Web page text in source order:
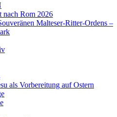
nach Rom 2026
Malteser-Ritter-Ordens –
als Vorbereitung auf Ostern